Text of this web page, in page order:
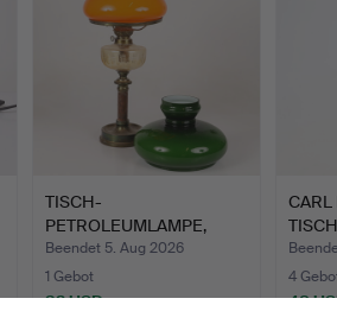
TISCH-
PETROLEUMLAMPE,
Metall mit Glasschir…
Beendet 5. Aug 2026
1 Gebot
32 USD
CARL
4
48